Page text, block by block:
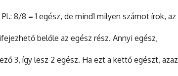
8/8 = 1 egész, de mind1 milyen számot írok, az
belőle az egész rész. Annyi egész,
3, így lesz 2 egész. Ha ezt a kettő egészt, azaz